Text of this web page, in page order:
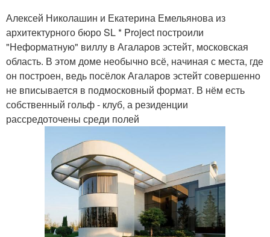
Алексей Николашин и Екатерина Емельянова из
архитектурного бюро SL * Project построили
"Неформатную" виллу в Агаларов эстейт, московская
область. В этом доме необычно всё, начиная с места, где
он построен, ведь посёлок Агаларов эстейт совершенно
не вписывается в подмосковный формат. В нём есть
собственный гольф - клуб, а резиденции
рассредоточены среди полей